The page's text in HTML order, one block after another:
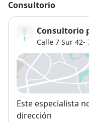
Consultorio
Consultorio
Calle 7 Sur 42-
Disponibilidad
Este especialista
dirección